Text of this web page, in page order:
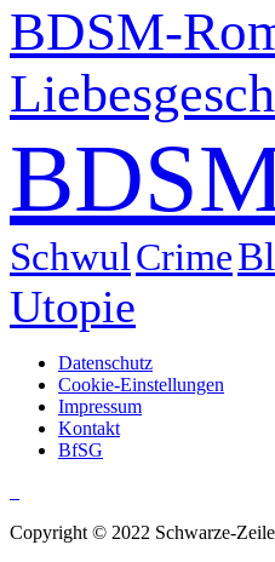
BDSM-
SchwulCrime
Utopie
Datenschutz
Cookie-Einstellungen
Impressum
Kontakt
BfSG
Copyright © 2022 Schwarze-